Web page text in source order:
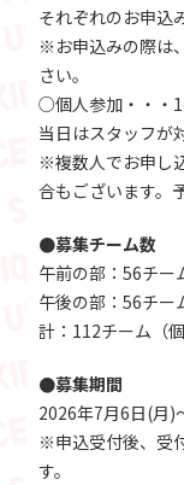
それぞれのお申込
※お申込みの際は
さい。
○個人参加・・・1
当日はスタッフが
※複数人でお申し
合もございます。
●募集チーム数
午前の部：56チー
午後の部：56チー
計：112チーム（
●募集期間
2026年7月6日(月)
※申込受付後、受
す。